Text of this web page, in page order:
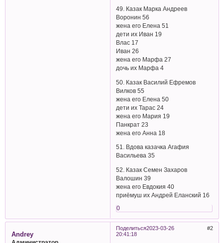
49. Казак Марка Андреев
Воронин 56
жена его Елена 51
дети их Иван 19
Влас 17
Иван 26
жена его Марфа 27
дочь их Марфа 4
50. Казак Василий Ефремов
Вилков 55
жена его Елена 50
дети их Тарас 24
жена его Мария 19
Панкрат 23
жена его Анна 18
51. Вдова казачка Агафия
Васильева 35
52. Казак Семен Захаров
Валошин 39
жена его Евдокия 40
приёмуш их Андрей Еланский 16
0
Поделиться 2
2023-03-26
20:41:18
Andrey